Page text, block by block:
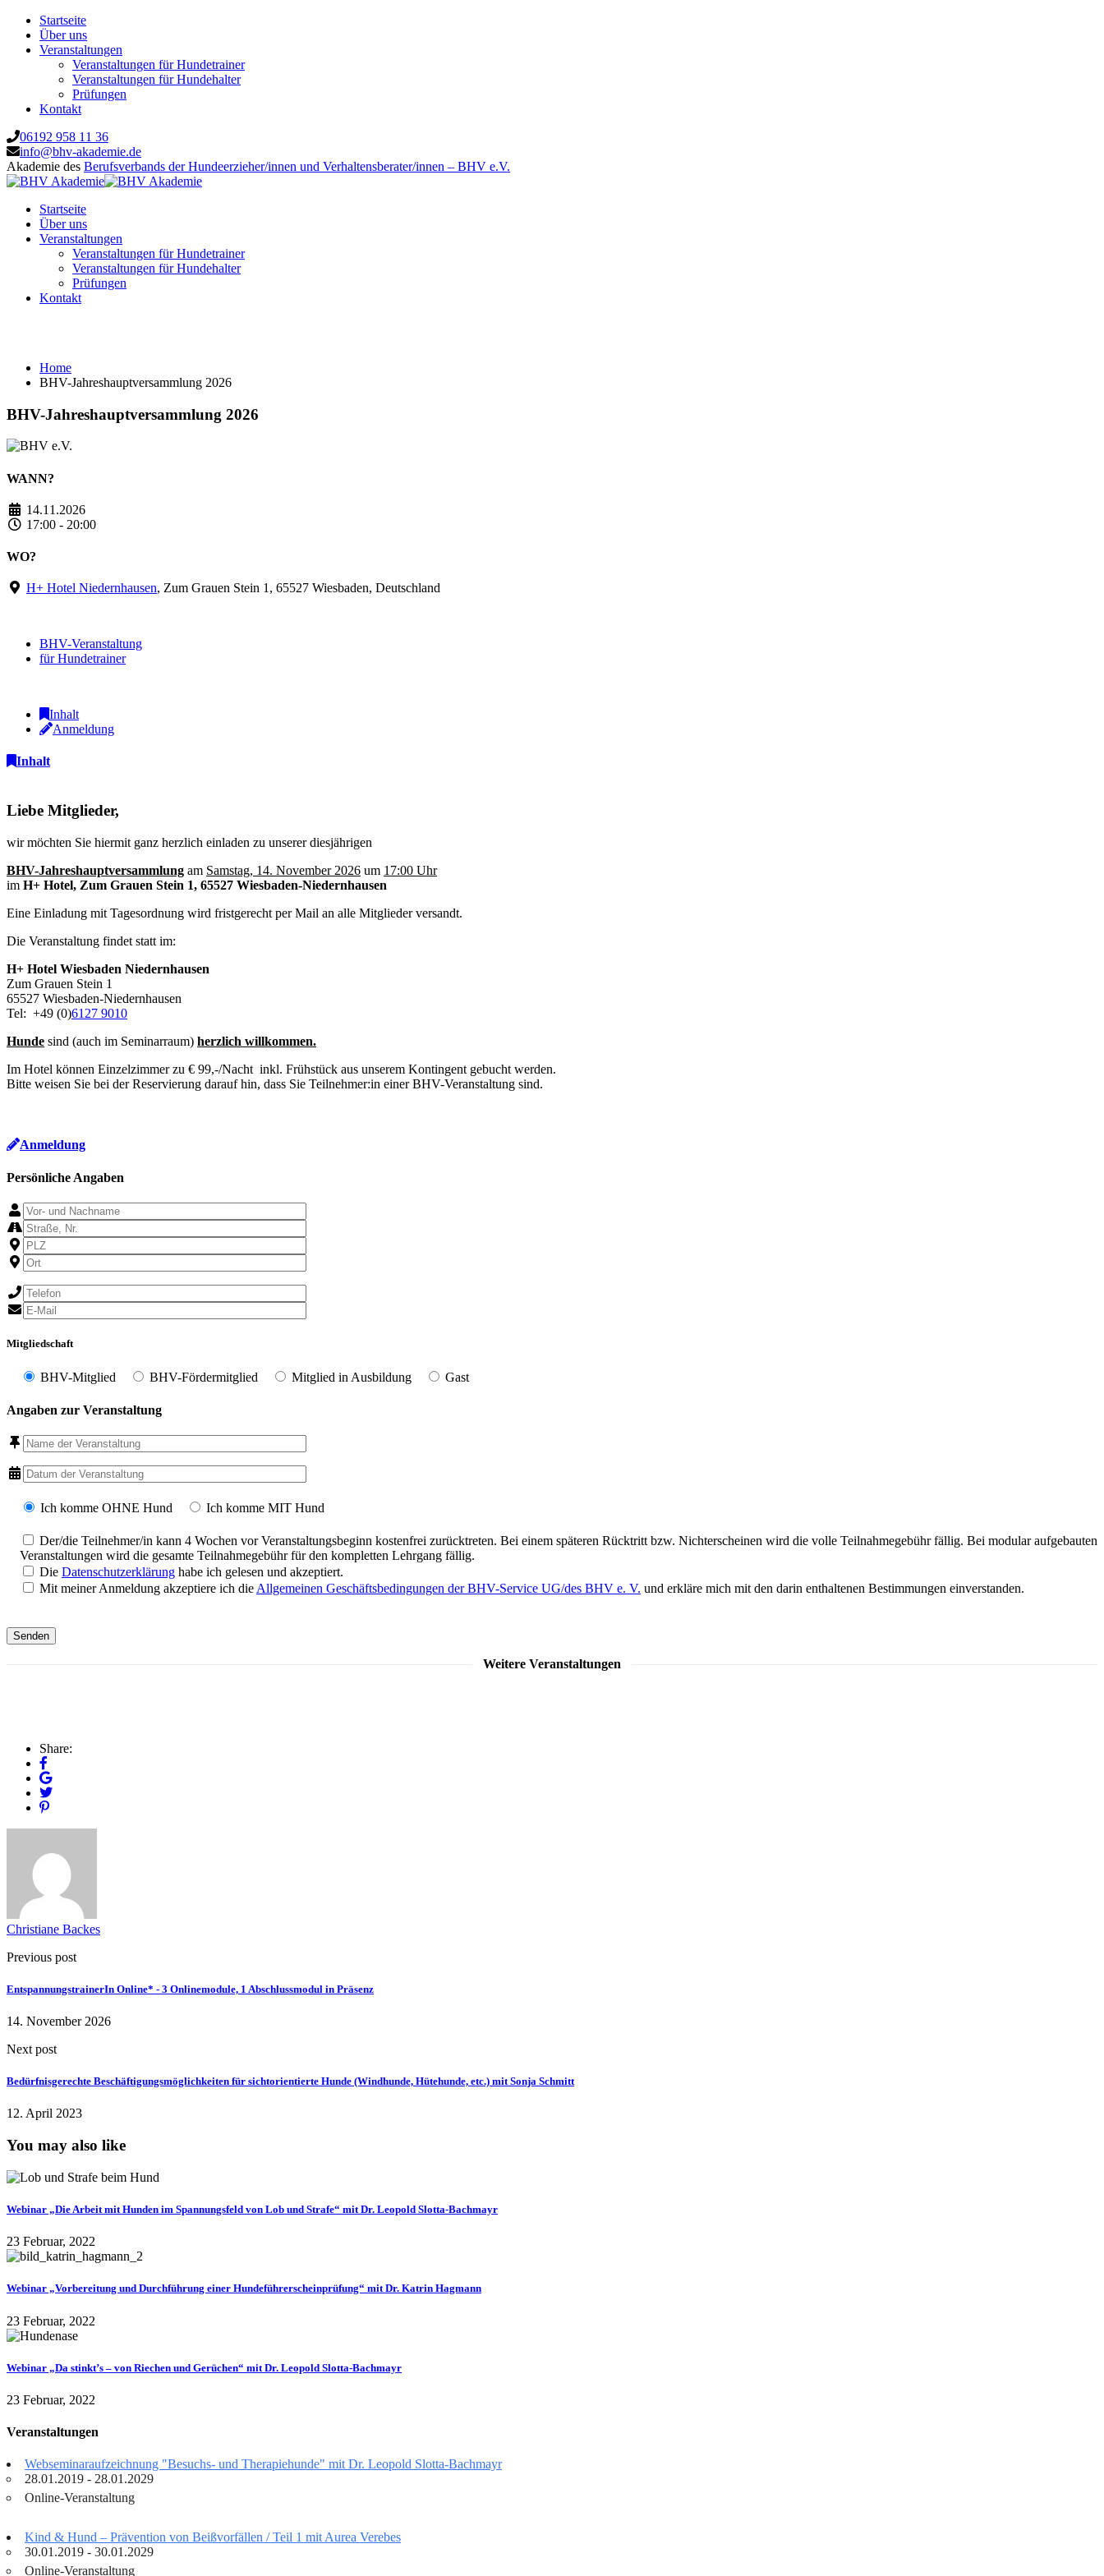
Startseite
Über uns
Veranstaltungen
Veranstaltungen für Hundetrainer
Veranstaltungen für Hundehalter
Prüfungen
Kontakt
06192 958 11 36
info@bhv-akademie.de
Akademie des Berufsverbands der Hundeerzieher/innen und Verhaltensberater/innen – BHV e.V.
Startseite
Über uns
Veranstaltungen
Veranstaltungen für Hundetrainer
Veranstaltungen für Hundehalter
Prüfungen
Kontakt
Home
BHV-Jahreshauptversammlung 2026
BHV-Jahreshauptversammlung 2026
WANN?
14.11.2026
17:00 - 20:00
WO?
H+ Hotel Niedernhausen, Zum Grauen Stein 1, 65527 Wiesbaden, Deutschland
BHV-Veranstaltung
für Hundetrainer
Inhalt
Anmeldung
Inhalt
Liebe Mitglieder,
wir möchten Sie hiermit ganz herzlich einladen zu unserer diesjährigen
BHV-Jahreshauptversammlung am Samstag, 14. November 2026 um 17:00 Uhr
im H+ Hotel, Zum Grauen Stein 1, 65527 Wiesbaden-Niedernhausen
Eine Einladung mit Tagesordnung wird fristgerecht per Mail an alle Mitglieder versandt.
Die Veranstaltung findet statt im:
H+ Hotel Wiesbaden Niedernhausen
Zum Grauen Stein 1
65527 Wiesbaden-Niedernhausen
Tel: +49 (0)6127 9010
Hunde sind (auch im Seminarraum) herzlich willkommen.
Im Hotel können Einzelzimmer zu € 99,-/Nacht inkl. Frühstück aus unserem Kontingent gebucht werden.
Bitte weisen Sie bei der Reservierung darauf hin, dass Sie Teilnehmer:in einer BHV-Veranstaltung sind.
Anmeldung
Persönliche Angaben
Mitgliedschaft
BHV-Mitglied BHV-Fördermitglied Mitglied in Ausbildung Gast
Angaben zur Veranstaltung
Ich komme OHNE Hund Ich komme MIT Hund
Der/die Teilnehmer/in kann 4 Wochen vor Veranstaltungsbeginn kostenfrei zurücktreten. Bei einem späteren Rücktritt bzw. Nichterscheinen wird die volle Teilnahmegebühr fällig. Bei modular aufgebauten
Veranstaltungen wird die gesamte Teilnahmegebühr für den kompletten Lehrgang fällig.
Die Datenschutzerklärung habe ich gelesen und akzeptiert.
Mit meiner Anmeldung akzeptiere ich die Allgemeinen Geschäftsbedingungen der BHV-Service UG/des BHV e. V. und erkläre mich mit den darin enthaltenen Bestimmungen einverstanden.
lasse
Weitere Veranstaltungen
Share:
Christiane Backes
Previous post
EntspannungstrainerIn Online* - 3 Onlinemodule, 1 Abschlussmodul in Präsenz
14. November 2026
Next post
Bedürfnisgerechte Beschäftigungsmöglichkeiten für sichtorientierte Hunde (Windhunde, Hütehunde, etc.) mit Sonja Schmitt
12. April 2023
You may also like
Webinar „Die Arbeit mit Hunden im Spannungsfeld von Lob und Strafe“ mit Dr. Leopold Slotta-Bachmayr
23 Februar, 2022
Webinar „Vorbereitung und Durchführung einer Hundeführerscheinprüfung“ mit Dr. Katrin Hagmann
23 Februar, 2022
Webinar „Da stinkt’s – von Riechen und Gerüchen“ mit Dr. Leopold Slotta-Bachmayr
23 Februar, 2022
Veranstaltungen
Webseminaraufzeichnung "Besuchs- und Therapiehunde" mit Dr. Leopold Slotta-Bachmayr
28.01.2019 - 28.01.2029
Online-Veranstaltung
Kind & Hund – Prävention von Beißvorfällen / Teil 1 mit Aurea Verebes
30.01.2019 - 30.01.2029
Online-Veranstaltung